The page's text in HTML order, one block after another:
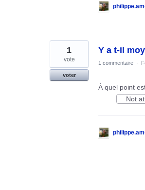
Y a t-il
1
vote
voter
1 commentaire ·
À quel point
Not